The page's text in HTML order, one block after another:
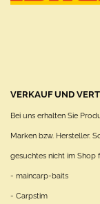
VERKAUF UND
Bei uns erhalten Sie
Marken bzw. Hersteller.
gesuchtes nicht im Shop
- maincarp-baits
- Carpstim